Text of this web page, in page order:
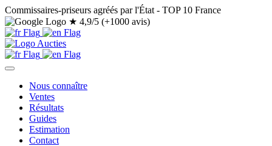
Commissaires-priseurs agréés par l'État - TOP 10 France
★ 4,9/5 (+1000 avis)
Nous connaître
Ventes
Résultats
Guides
Estimation
Contact